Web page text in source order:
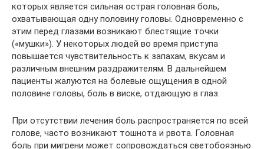
которых является сильная острая головная боль,
охватывающая одну половину головы. Одновременно с
этим перед глазами возникают блестящие точки
(«мушки»). У некоторых людей во время приступа
повышается чувствительность к запахам, вкусам и
различным внешним раздражителям. В дальнейшем
пациенты жалуются на болевые ощущения в одной
половине головы, боль в виске, отдающую в глаз.
При отсутствии лечения боль распространяется по всей
голове, часто возникают тошнота и рвота. Головная
боль при мигрени может сопровождаться светобоязнью